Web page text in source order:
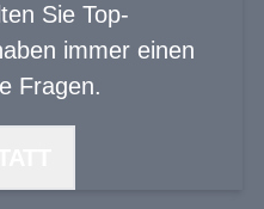
Sie Top-
immer einen
Fragen.